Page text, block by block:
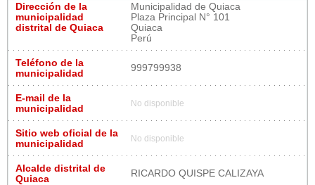
Dirección de la
municipalidad
distrital de Quiaca
Municipalidad de Quiaca
Plaza Principal N° 101
Quiaca
Perú
Teléfono de la
municipalidad
999799938
E-mail de la
municipalidad
No disponible
Sitio web oficial de la
municipalidad
No disponible
Alcalde distrital de
Quiaca
RICARDO QUISPE CALIZAYA